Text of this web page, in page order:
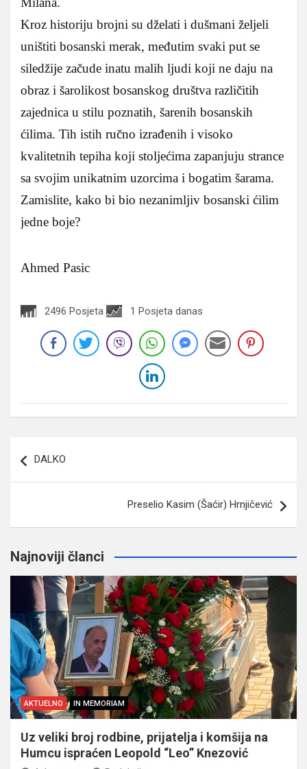
Kroz historiju brojni su dželati i dušmani željeli
uništiti bosanski merak, međutim svaki put se
siledžije začude inatu malih ljudi koji ne daju na
obraz i šarolikost bosanskog društva različitih
zajednica u stilu poznatih, šarenih bosanskih
ćilima. Tih istih ručno izrađenih i visoko
kvalitetnih tepiha koji stoljećima zapanjuju strance
sa svojim unikatnim uzorcima i bogatim šarama.
Zamislite, kako bi bio nezanimljiv bosanski ćilim
jedne boje?
Ahmed Pasic
2496 Posjeta 1 Posjeta danas
članaka
DALKO
Preselio Kasim (Šaćir) Hrnjičević
Najnoviji članci
AKTUELNO IN MEMORIAM
Uz veliki broj rodbine, prijatelja i komšija na
Humcu ispraćen Leopold “Leo” Knezović